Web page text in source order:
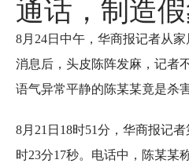
通话，制造
8月24日中午，华商报记者从
消息后，头皮陈阵发麻，记者
语气异常平静的陈某某竟是杀
8月21日18时51分，华商报记
时23分17秒。电话中，陈某某